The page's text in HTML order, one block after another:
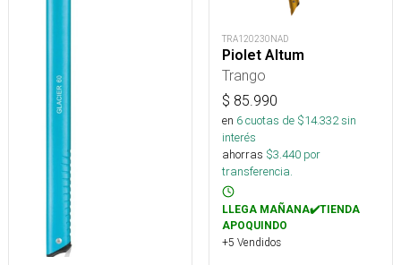
TRA120230NAD
Piolet Altum
Trango
$ 85.990
en 6cuotas de $14.332sin
interés
ahorras $3.440 por
transferencia.
LLEGA MAÑANA✔️TIENDA
APOQUINDO
+5 Vendidos